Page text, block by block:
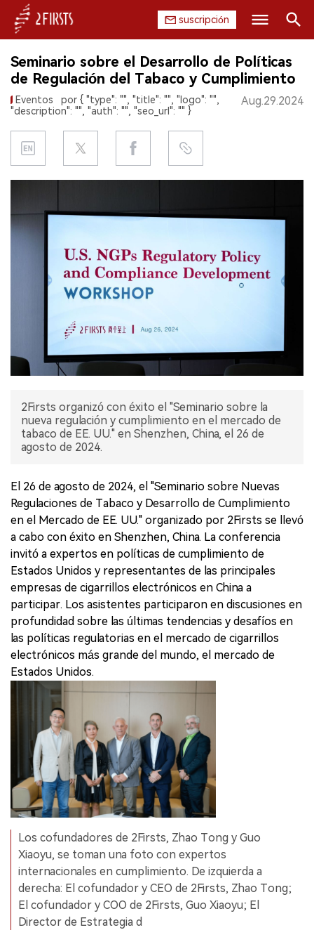
suscripción
INICIO
EMPRESA
PRODUCTO
EXPOSICIÓN
Buscar
Seminario sobre el Desarrollo de Políticas
de Regulación del Tabaco y Cumplimiento
Eventos
por { "type": "", "title": "", "logo": "",
"description": "", "auth": "", "seo_url": "" }
Aug.29.2024
2Firsts organizó con éxito el "Seminario sobre la
nueva regulación y cumplimiento en el mercado de
tabaco de EE. UU." en Shenzhen, China, el 26 de
agosto de 2024.
El 26 de agosto de 2024, el "Seminario sobre Nuevas
Regulaciones de Tabaco y Desarrollo de Cumplimiento
en el Mercado de EE. UU." organizado por 2Firsts se llevó
a cabo con éxito en Shenzhen, China. La conferencia
invitó a expertos en políticas de cumplimiento de
Estados Unidos y representantes de las principales
empresas de cigarrillos electrónicos en China a
participar. Los asistentes participaron en discusiones en
profundidad sobre las últimas tendencias y desafíos en
las políticas regulatorias en el mercado de cigarrillos
electrónicos más grande del mundo, el mercado de
Estados Unidos.
Los cofundadores de 2Firsts, Zhao Tong y Guo
Xiaoyu, se toman una foto con expertos
internacionales en cumplimiento. De izquierda a
derecha: El cofundador y CEO de 2Firsts, Zhao Tong;
El cofundador y COO de 2Firsts, Guo Xiaoyu; El
Director de Estrategia d